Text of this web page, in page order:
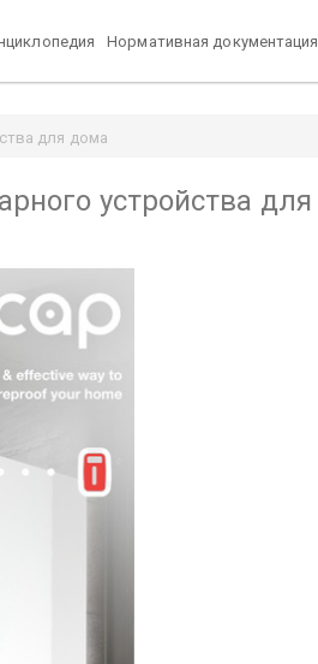
Нормативная документация
для дома
устройства для